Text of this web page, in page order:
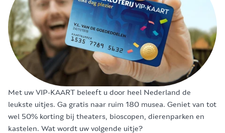
Met uw VIP-KAART beleeft u door heel Nederland de
leukste uitjes. Ga gratis naar ruim 180 musea. Geniet van tot
wel 50% korting bij theaters, bioscopen, dierenparken en
kastelen. Wat wordt uw volgende uitje?